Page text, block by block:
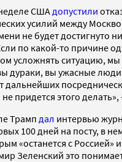
США допустили
усилий между
не будет достигнуто
по какой-то причине
усложнять ситуацию,
дураки, вы ужасные
дальнейших
придется этого
Трамп дал интервью
100 дней на посту, в
«останется с Россией»
Зеленский это